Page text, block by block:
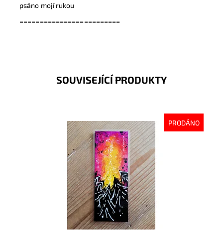
psáno mojí rukou
=========================
SOUVISEJÍCÍ PRODUKTY
PRODÁNO
Vyprodáno
962